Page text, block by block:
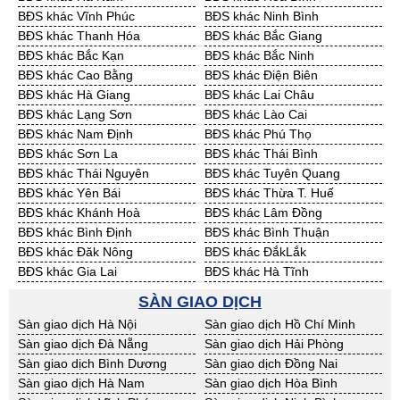
Cần Thuê Bình Phước
Cần Thuê Cà Mau
Cần Thuê Đồng Tháp
Cần Thuê Hậu Giang
Cần Thuê Kiên Giang
Cần Thuê Long An
Cần Thuê Sóc Trăng
Cần Thuê Tây Ninh
Cần Thuê Tiền Giang
Cần Thuê Trà Vinh
Cần Thuê Vĩnh Long
Cần Thuê Hải Dương
Cần Thuê Hưng Yên
Cần Thuê Quảng Ninh
BĐS khác Vĩnh Phúc
BĐS khác Ninh Bình
BĐS khác Thanh Hóa
BĐS khác Bắc Giang
BĐS khác Bắc Kạn
BĐS khác Bắc Ninh
BĐS khác Cao Bằng
BĐS khác Điện Biên
BĐS khác Hà Giang
BĐS khác Lai Châu
BĐS khác Lạng Sơn
BĐS khác Lào Cai
BĐS khác Nam Định
BĐS khác Phú Thọ
BĐS khác Sơn La
BĐS khác Thái Bình
BĐS khác Thái Nguyên
BĐS khác Tuyên Quang
BĐS khác Yên Bái
BĐS khác Thừa T. Huế
BĐS khác Khánh Hoà
BĐS khác Lâm Đồng
BĐS khác Bình Định
BĐS khác Bình Thuận
BĐS khác Đăk Nông
BĐS khác ĐắkLắk
BĐS khác Gia Lai
BĐS khác Hà Tĩnh
BĐS khác Ninh Thuận
BĐS khác Phú Yên
BĐS khác Quảng Bình
BĐS khác Quảng Nam
BĐS khác Quảng Ngãi
BĐS khác Bà Rịa - VT
BĐS khác Cần Thơ
BĐS khác An Giang
BĐS khác Bạc Liêu
BĐS khác Bến Tre
SÀN GIAO DỊCH
Sàn giao dịch Hà Nội
Sàn giao dịch Hồ Chí Minh
Sàn giao dịch Đà Nẵng
Sàn giao dịch Hải Phòng
Sàn giao dịch Bình Dương
Sàn giao dịch Đồng Nai
Sàn giao dịch Hà Nam
Sàn giao dịch Hòa Bình